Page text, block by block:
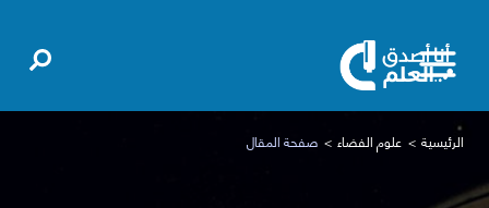
الرئيسية علوم الفضاء صفحة المقال